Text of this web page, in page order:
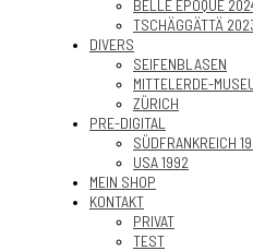
BELLE EPOQUE
TSCHÄGGÄTTÄ
DIVERS
SEIFENBLASEN
MITTELERDE-
ZÜRICH
PRE-DIGITAL
SÜDFRANKREICH
USA 1992
MEIN SHOP
KONTAKT
PRIVAT
TEST